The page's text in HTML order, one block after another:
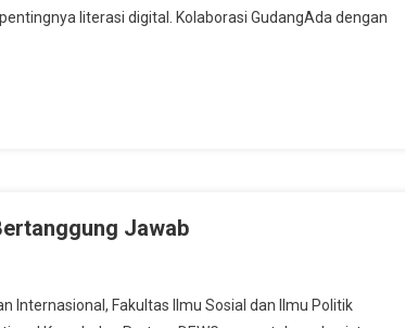
literasi digital. Kolaborasi GudangAda dengan
Jawab
Internasional, Fakultas Ilmu Sosial dan Ilmu Politik